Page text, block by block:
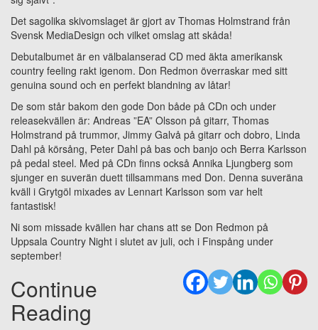
Det sagolika skivomslaget är gjort av Thomas Holmstrand från
Svensk MediaDesign och vilket omslag att skåda!
Debutalbumet är en välbalanserad CD med äkta amerikansk
country feeling rakt igenom. Don Redmon överraskar med sitt
genuina sound och en perfekt blandning av låtar!
De som står bakom den gode Don både på CDn och under
releasekvällen är: Andreas ”EA” Olsson på gitarr, Thomas
Holmstrand på trummor, Jimmy Galvå på gitarr och dobro, Linda
Dahl på körsång, Peter Dahl på bas och banjo och Berra Karlsson
på pedal steel. Med på CDn finns också Annika Ljungberg som
sjunger en suverän duett tillsammans med Don. Denna suveräna
kväll i Grytgöl mixades av Lennart Karlsson som var helt
fantastisk!
Ni som missade kvällen har chans att se Don Redmon på
Uppsala Country Night i slutet av juli, och i Finspång under
september!
Continue
Reading